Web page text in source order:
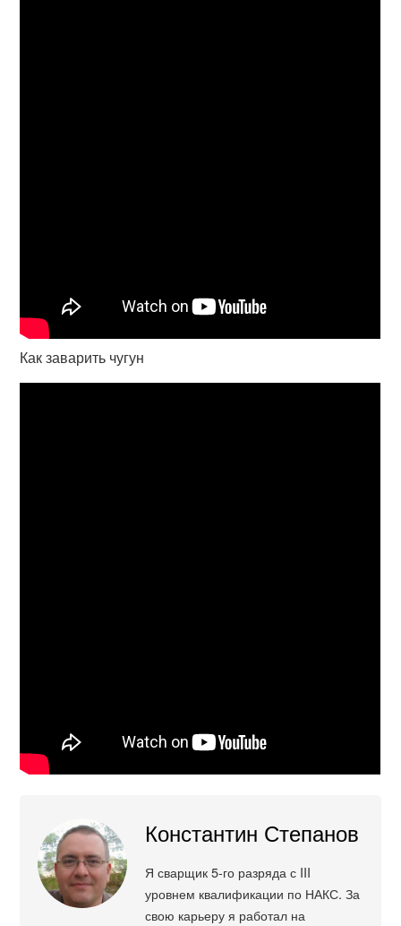
Как заварить чугун
Константин Степанов
Я сварщик 5-го разряда с III
уровнем квалификации по НАКС. За
свою карьеру я работал на